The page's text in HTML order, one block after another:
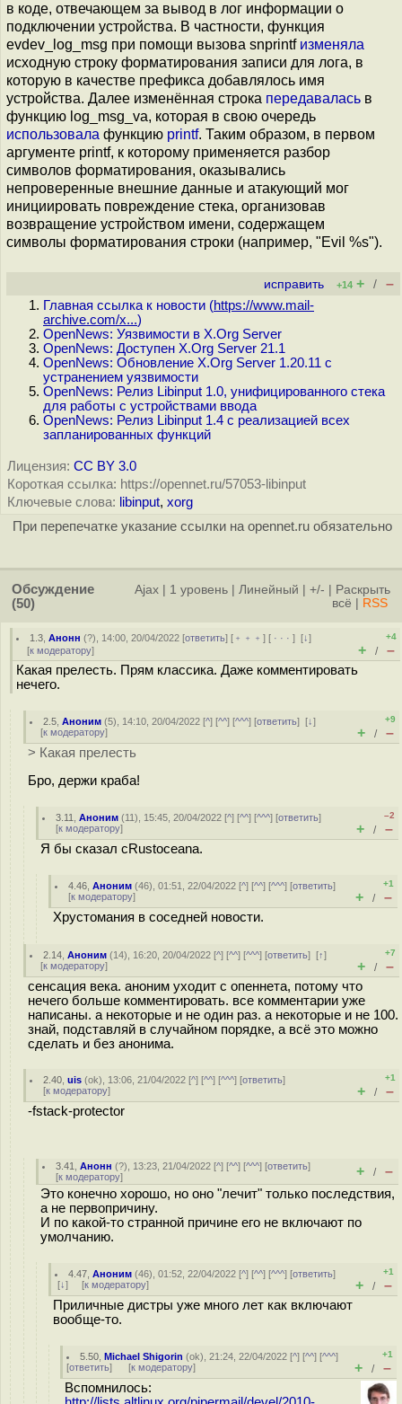
в коде, отвечающем за вывод в лог информации о
подключении устройства. В частности, функция
evdev_log_msg при помощи вызова snprintf изменяла
исходную строку форматирования записи для лога, в
которую в качестве префикса добавлялось имя
устройства. Далее изменённая строка передавалась в
функцию log_msg_va, которая в свою очередь
использовала функцию printf. Таким образом, в первом
аргументе printf, к которому применяется разбор
символов форматирования, оказывались
непроверенные внешние данные и атакующий мог
инициировать повреждение стека, организовав
возвращение устройством имени, содержащем
символы форматирования строки (например, "Evil %s").
исправить +14 + / –
Главная ссылка к новости (https://www.mail-
archive.com/x...)
OpenNews: Уязвимости в X.Org Server
OpenNews: Доступен X.Org Server 21.1
OpenNews: Обновление X.Org Server 1.20.11 с
устранением уязвимости
OpenNews: Релиз Libinput 1.0, унифицированного стека
для работы с устройствами ввода
OpenNews: Релиз Libinput 1.4 с реализацией всех
запланированных функций
Лицензия: CC BY 3.0
Короткая ссылка: https://opennet.ru/57053-libinput
Ключевые слова: libinput, xorg
При перепечатке указание ссылки на opennet.ru обязательно
Обсуждение
(50)
Ajax 1 уровень Линейный +/-
Раскрыть
всё
RSS
1.3 ,Анонн (?), 14:00, 20/04/2022 [ответить] [ ﹢﹢﹢] [ · · ·][↓]
[к модератору]
+4
+ / –
Какая прелесть. Прям классика. Даже комментировать
нечего.
2.5 ,Аноним (5), 14:10, 20/04/2022 [^] [^^] [^^^] [ответить][↓]
[к модератору]
+9
+ / –
> Какая прелесть
Бро, держи краба!
3.11 ,Аноним (11), 15:45, 20/04/2022 [^] [^^] [^^^] [ответить]
[к модератору]
–2
+ / –
Я бы сказал cRustoceanа.
4.46 ,Аноним (46), 01:51, 22/04/2022 [^] [^^] [^^^] [ответить]
[к модератору]
+1
+ / –
Хрустомания в соседней новости.
2.14 ,Аноним (14), 16:20, 20/04/2022 [^] [^^] [^^^] [ответить][↑]
[к модератору]
+7
+ / –
сенсация века. аноним уходит с опеннета, потому что
нечего больше комментировать. все комментарии уже
написаны. а некоторые и не один раз. а некоторые и не 100.
знай, подставляй в случайном порядке, а всё это можно
сделать и без анонима.
2.40 ,uis (ok), 13:06, 21/04/2022 [^] [^^] [^^^] [ответить]
[к модератору]
+1
+ / –
-fstack-protector
3.41 ,Анонн (?), 13:23, 21/04/2022 [^] [^^] [^^^] [ответить]
[к модератору] + / –
Это конечно хорошо, но оно "лечит" только последствия,
а не первопричину.
И по какой-то странной причине его не включают по
умолчанию.
4.47 ,Аноним (46), 01:52, 22/04/2022 [^] [^^] [^^^] [ответить]
[↓] [к модератору]
+1
+ / –
Приличные дистры уже много лет как включают
вообще-то.
5.50 ,Michael Shigorin (ok), 21:24, 22/04/2022 [^] [^^] [^^^]
[ответить] [к модератору]
+1
+ / –
Вспомнилось: